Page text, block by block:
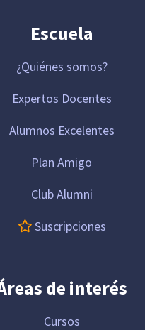
Escuela
¿Quiénes somos?
Expertos Docentes
Alumnos Excelentes
Plan Amigo
Club Alumni
Suscripciones
de interés
Cursos